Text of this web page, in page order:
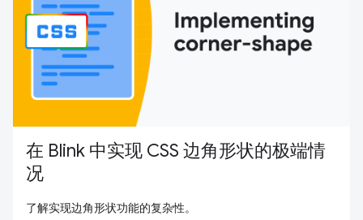
在 Blink 中实现 CSS 边角形状的极端情
况
了解实现边角形状功能的复杂性。